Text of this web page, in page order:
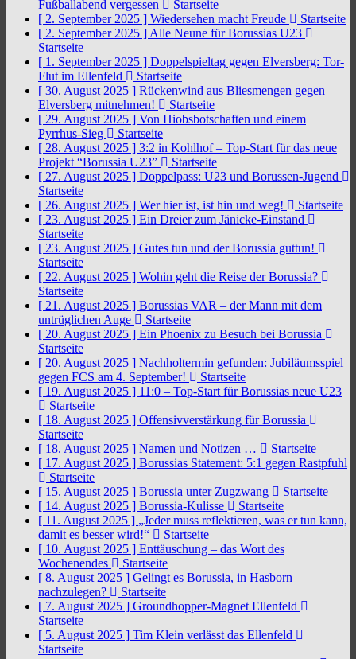
Fußballabend vergessen
Startseite
[ 2. September 2025 ] Wiedersehen macht Freude
Startseite
[ 2. September 2025 ] Alle Neune für Borussias U23
Startseite
[ 1. September 2025 ] Doppelspieltag gegen Elversberg: Tor-
Flut im Ellenfeld
Startseite
[ 30. August 2025 ] Rückenwind aus Bliesmengen gegen
Elversberg mitnehmen!
Startseite
[ 29. August 2025 ] Von Hiobsbotschaften und einem
Pyrrhus-Sieg
Startseite
[ 28. August 2025 ] 3:2 in Kohlhof – Top-Start für das neue
Projekt “Borussia U23”
Startseite
[ 27. August 2025 ] Doppelpass: U23 und Borussen-Jugend
Startseite
[ 26. August 2025 ] Wer hier ist, ist hin und weg!
Startseite
[ 23. August 2025 ] Ein Dreier zum Jänicke-Einstand
Startseite
[ 23. August 2025 ] Gutes tun und der Borussia guttun!
Startseite
[ 22. August 2025 ] Wohin geht die Reise der Borussia?
Startseite
[ 21. August 2025 ] Borussias VAR – der Mann mit dem
untrüglichen Auge
Startseite
[ 20. August 2025 ] Ein Phoenix zu Besuch bei Borussia
Startseite
[ 20. August 2025 ] Nachholtermin gefunden: Jubiläumsspiel
gegen FCS am 4. September!
Startseite
[ 19. August 2025 ] 11:0 – Top-Start für Borussias neue U23
Startseite
[ 18. August 2025 ] Offensivverstärkung für Borussia
Startseite
[ 18. August 2025 ] Namen und Notizen …
Startseite
[ 17. August 2025 ] Borussias Statement: 5:1 gegen Rastpfuhl
Startseite
[ 15. August 2025 ] Borussia unter Zugzwang
Startseite
[ 14. August 2025 ] Borussia-Kulisse
Startseite
[ 11. August 2025 ] „Jeder muss reflektieren, was er tun kann,
damit es besser wird!“
Startseite
[ 10. August 2025 ] Enttäuschung – das Wort des
Wochenendes
Startseite
[ 8. August 2025 ] Gelingt es Borussia, in Hasborn
nachzulegen?
Startseite
[ 7. August 2025 ] Groundhopper-Magnet Ellenfeld
Startseite
[ 5. August 2025 ] Tim Klein verlässt das Ellenfeld
Startseite